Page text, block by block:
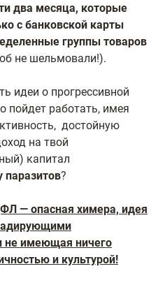
два месяца, которые
с банковской карты
группы товаров
не шельмовали!).
идеи о прогрессивной
пойдет работать, имея
достойную
на твой
капитал
паразитов?
— опасная химера, идея
имеющая ничего
и культурой!